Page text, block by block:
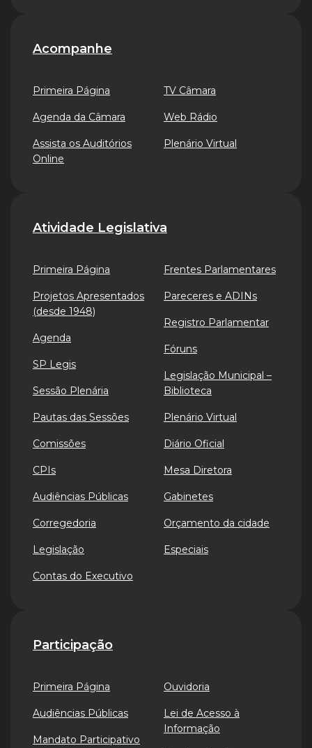
Acompanhe
Primeira Página
Agenda da Câmara
Assista os Auditórios
Online
TV Câmara
Web Rádio
Plenário Virtual
Atividade Legislativa
Primeira Página
Projetos Apresentados
(desde 1948)
Agenda
SP Legis
Sessão Plenária
Pautas das Sessões
Comissões
CPIs
Audiências Públicas
Corregedoria
Legislação
Contas do Executivo
Frentes Parlamentares
Pareceres e ADINs
Registro Parlamentar
Fóruns
Legislação Municipal –
Biblioteca
Plenário Virtual
Diário Oficial
Mesa Diretora
Gabinetes
Orçamento da cidade
Especiais
Participação
Primeira Página
Audiências Públicas
Mandato Participativo
Ouvidoria
Lei de Acesso à
Informação